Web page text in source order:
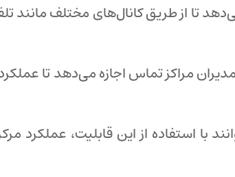
تا از طریق کانال‌های مختلف مانند
مراکز تماس اجازه می‌دهد تا
با استفاده از این قابلیت،